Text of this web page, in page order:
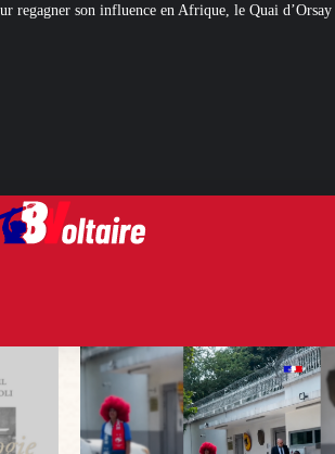
le Quai d’Orsay a choisi… Instagram